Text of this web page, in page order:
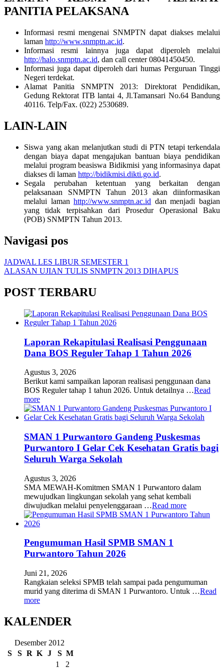
PANITIA PELAKSANA
Informasi resmi mengenai SNMPTN dapat diakses melalui
laman http://www.snmptn.ac.id.
Informasi resmi lainnya juga dapat diperoleh melalui
http://halo.snmptn.ac.id, dan call center 08041450450.
Informasi juga dapat diperoleh dari humas Perguruan Tinggi
Negeri terdekat.
Alamat Panitia SNMPTN 2013: Direktorat Pendidikan,
Gedung Rektorat ITB lantai 4, Jl.Tamansari No.64 Bandung
40116. Telp/Fax. (022) 2530689.
LAIN-LAIN
Siswa yang akan melanjutkan studi di PTN tetapi terkendala
dengan biaya dapat mengajukan bantuan biaya pendidikan
melalui program beasiswa Bidikmisi yang informasinya dapat
diakses di laman http://bidikmisi.dikti.go.id.
Segala perubahan ketentuan yang berkaitan dengan
pelaksanaan SNMPTN Tahun 2013 akan diinformasikan
melalui lamanhttp://www.snmptn.ac.id dan menjadi bagian
yang tidak terpisahkan dari Prosedur Operasional Baku
(POB) SNMPTN Tahun 2013.
Navigasi pos
JADWAL LES LIBUR SEMESTER 1
ALASAN UJIAN TULIS SNMPTN 2013 DIHAPUS
POST TERBARU
Laporan Rekapitulasi Realisasi Penggunaan
Dana BOS Reguler Tahap 1 Tahun 2026
Agustus 3, 2026
Berikut kami sampaikan laporan realisasi penggunaan dana
BOS Reguler tahap 1 tahun 2026. Untuk detailnya …Read
more
SMAN 1 Purwantoro Gandeng Puskesmas
Purwantoro I Gelar Cek Kesehatan Gratis bagi
Seluruh Warga Sekolah
Agustus 3, 2026
SMA MEWAH-Komitmen SMAN 1 Purwantoro dalam
mewujudkan lingkungan sekolah yang sehat kembali
diwujudkan melalui penyelenggaraan …Read more
Pengumuman Hasil SPMB SMAN 1
Purwantoro Tahun 2026
Juni 21, 2026
Rangkaian seleksi SPMB telah sampai pada pengumuman
murid yang diterima di SMAN 1 Purwantoro. Untuk …Read
more
KALENDER
Desember 2012
S
S R K J S M
1
2